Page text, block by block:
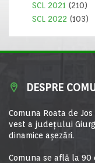
SCL 2021 (210)
SCL 2022 (103)
DESPRE
Comuna Roata de
vest a judeţului
dinamice aşezări.
Comuna se află la